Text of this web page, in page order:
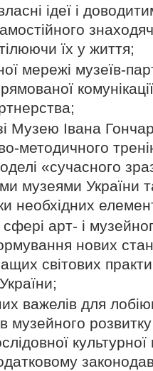
ідеї і
їх у життя;
мережі музеїв-
Музею Івана
методичного
«сучасного
музеями України
необхідних
арт- і
нових
світових
важелів для
музейного
культурної